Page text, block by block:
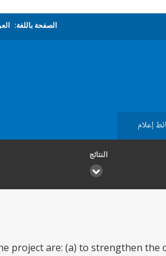
الصفحة باللغة:
إعلام
النتائج
project are: (a) to strengthen the